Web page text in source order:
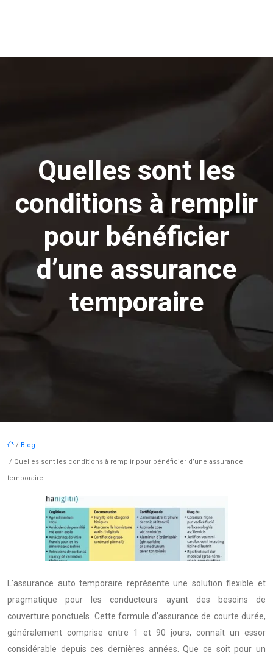
Quelles sont les
conditions à remplir
pour bénéficier
d’une assurance
temporaire
/ Blog
/ Quelles sont les conditions à remplir pour bénéficier d’une assurance
temporaire
L’assurance auto temporaire représente une solution flexible et
pragmatique pour les conducteurs ayant des besoins de
couverture ponctuels. Cette formule d’assurance de courte durée,
généralement comprise entre 1 et 90 jours, connaît un essor
considérable depuis ces dernières années. Que ce soit pour un